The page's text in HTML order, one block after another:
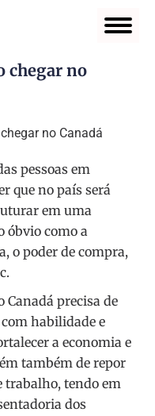
chegar no
pessoas em
que no país será
em uma
óbvio como a
o poder de compra,
Canadá precisa de
habilidade e
a economia e
também de repor
trabalho, tendo em
dos